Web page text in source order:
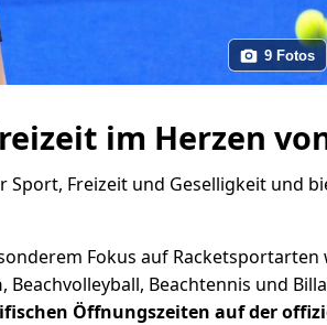
9 Fotos
im Herzen
Freizeit und Geselligkeit und
Fokus auf Racketsportarten
, Beachvolleyball, Beachtennis und
Öffnungszeiten auf der